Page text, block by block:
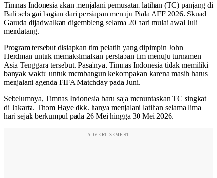
Timnas Indonesia akan menjalani pemusatan latihan (TC) panjang di
Bali sebagai bagian dari persiapan menuju Piala AFF 2026. Skuad
Garuda dijadwalkan digembleng selama 20 hari mulai awal Juli
mendatang.
Program tersebut disiapkan tim pelatih yang dipimpin John
Herdman untuk memaksimalkan persiapan tim menuju turnamen
Asia Tenggara tersebut. Pasalnya, Timnas Indonesia tidak memiliki
banyak waktu untuk membangun kekompakan karena masih harus
menjalani agenda FIFA Matchday pada Juni.
Sebelumnya, Timnas Indonesia baru saja menuntaskan TC singkat
di Jakarta. Thom Haye dkk. hanya menjalani latihan selama lima
hari sejak berkumpul pada 26 Mei hingga 30 Mei 2026.
ADVERTISEMENT